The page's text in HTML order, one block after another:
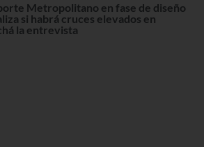
Metropolitano en fase de diseño
si habrá cruces elevados en
la entrevista